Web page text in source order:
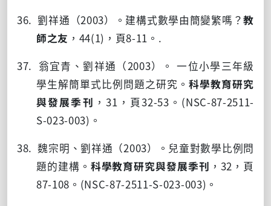
36. 劉祥通（2003）。建構式數學由簡變繁嗎？教
師之友 ， 44(1) ，頁8-11 。 .
37. 翁宜青、劉祥通（2003）。 一位小學三年級
學生解簡單式比例問題之研究。科學教育研究
與發展季刊 ， 31 ，頁32-53 。 (NSC-87-2511-
S-023-003) 。
38. 魏宗明、劉祥通（2003）。兒童對數學比例問
題的建構。 科學教育研究與發展季刊 ， 32 ，頁
87-108 。 (NSC-87-2511-S-023-003) 。